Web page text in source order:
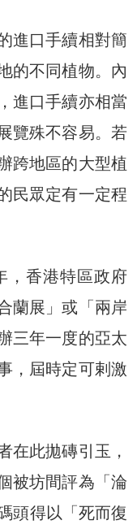
進口手續相對簡
的不同植物。內
進口手續亦相當
覽殊不容易。若
跨地區的大型植
民眾定有一定程
，香港特區政府
蘭展」或「兩岸
三年一度的亞太
，屆時定可剌激
在此拋磚引玉，
被坊間評為「淪
頭得以「死而復